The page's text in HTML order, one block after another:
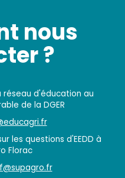
nous
?
réseau d'éducation au
de la DGER
les questions d'EEDD à
Florac